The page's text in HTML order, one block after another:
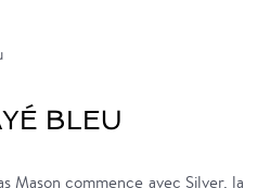
BLEU
Mason commence avec Silver, la